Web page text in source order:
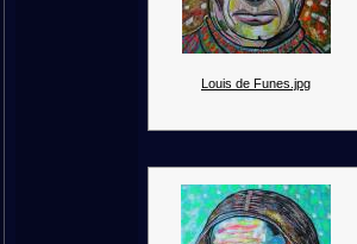
Louis de Funes.jpg